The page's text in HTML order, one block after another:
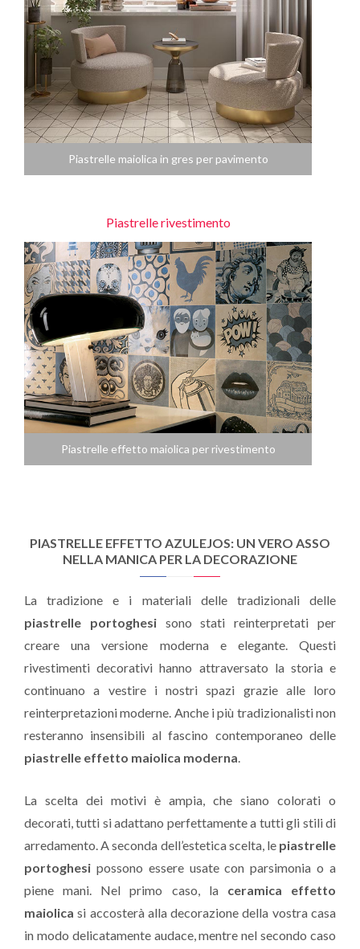
Piastrelle maiolica in gres per pavimento
Piastrelle rivestimento
Piastrelle effetto maiolica per rivestimento
PIASTRELLE EFFETTO AZULEJOS: UN VERO ASSO
NELLA MANICA PER LA DECORAZIONE
La tradizione e i materiali delle tradizionali delle
piastrelle portoghesisono stati reinterpretati per
creare una versione moderna e elegante. Questi
rivestimenti decorativi hanno attraversato la storia e
continuano a vestire i nostri spazi grazie alle loro
reinterpretazioni moderne. Anche i più tradizionalisti non
resteranno insensibili al fascino contemporaneo delle
piastrelle effetto maiolica moderna.
La scelta dei motivi è ampia, che siano colorati o
decorati, tutti si adattano perfettamente a tutti gli stili di
arredamento. A seconda dell’estetica scelta, le piastrelle
portoghesi possono essere usate con parsimonia o a
piene mani. Nel primo caso, la ceramica effetto
maiolica si accosterà alla decorazione della vostra casa
in modo delicatamente audace, mentre nel secondo caso